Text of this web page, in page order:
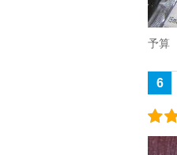
予算
6